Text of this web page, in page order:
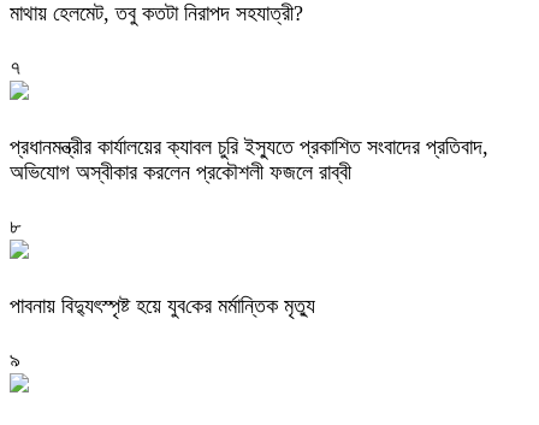
মাথায় হেলমেট, তবু কতটা নিরাপদ সহযাত্রী?
৭
প্রধানমন্ত্রীর কার্যালয়ের ক্যাবল চুরি ইস্যুতে প্রকাশিত সংবাদের প্রতিবাদ,
অভিযোগ অস্বীকার করলেন প্রকৌশলী ফজলে রাব্বী
৮
পাবনায় বিদ্যুৎস্পৃষ্ট হয়ে যুব‌কের মর্মান্তিক মৃত্যু
৯